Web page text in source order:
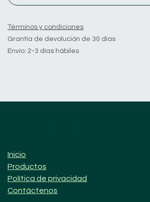
Términos y condiciones
Grantía de devolución de 30 días
Envío: 2-3 días hábiles
Inicio
Productos
Política de privacidad
Contáctenos